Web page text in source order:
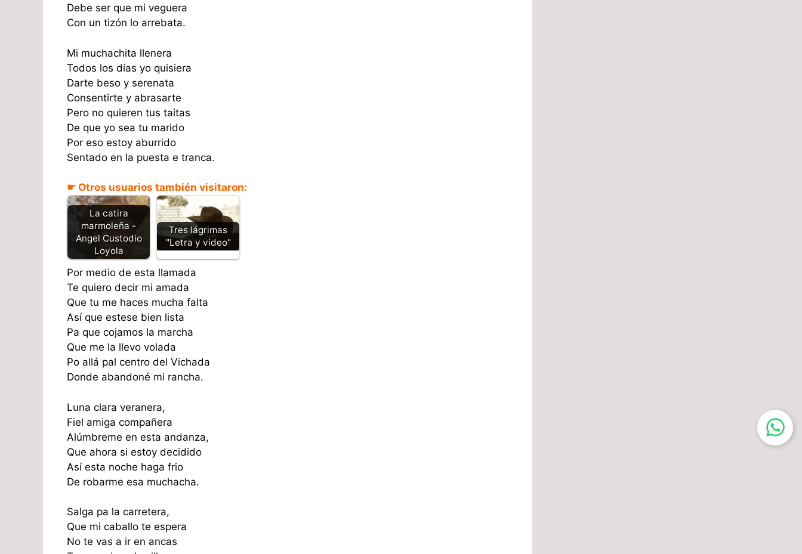
Debe ser que mi veguera
Con un tizón lo arrebata.
Mi muchachita llenera
Todos los días yo quisiera
Darte beso y serenata
Consentirte y abrasarte
Pero no quieren tus taitas
De que yo sea tu marido
Por eso estoy aburrido
Sentado en la puesta e tranca.
☛ Otros usuarios también visitaron:
La catira
marmoleña -
Angel Custodio
Loyola
Tres lágrimas
"Letra y video"
Por medio de esta llamada
Te quiero decir mi amada
Que tu me haces mucha falta
Así que estese bien lista
Pa que cojamos la marcha
Que me la llevo volada
Po allá pal centro del Vichada
Donde abandoné mi rancha.
Luna clara veranera,
Fiel amiga compañera
Alúmbreme en esta andanza,
Que ahora si estoy decidido
Así esta noche haga frio
De robarme esa muchacha.
Salga pa la carretera,
Que mi caballo te espera
No te vas a ir en ancas